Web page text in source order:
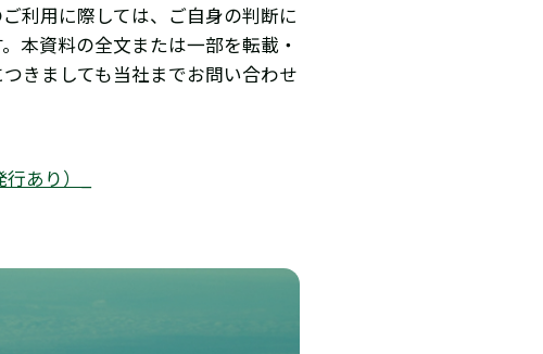
利用に際しては、ご自身の判断に
本資料の全文または一部を転載・
きましても当社までお問い合わせ
あり）_